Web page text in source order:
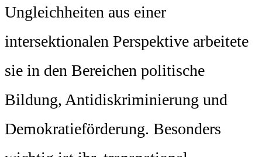
Ungleichheiten aus einer
intersektionalen Perspektive arbeitete
sie in den Bereichen politische
Bildung, Antidiskriminierung und
Demokratieförderung. Besonders